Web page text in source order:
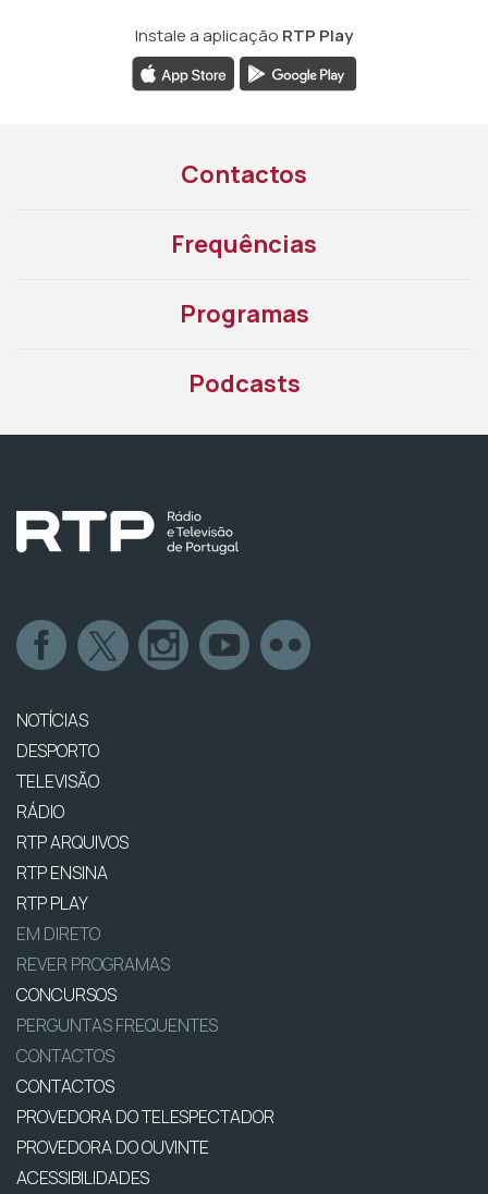
Instale a aplicação RTP Play
Contactos
Frequências
Programas
Podcasts
NOTÍCIAS
DESPORTO
TELEVISÃO
RÁDIO
RTP ARQUIVOS
RTP ENSINA
RTP PLAY
EM DIRETO
REVER PROGRAMAS
CONCURSOS
PERGUNTAS FREQUENTES
CONTACTOS
CONTACTOS
PROVEDORA DO TELESPECTADOR
PROVEDORA DO OUVINTE
ACESSIBILIDADES